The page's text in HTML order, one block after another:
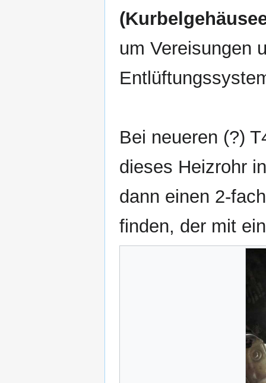
um Vereisungen
Bei neueren (?)
dieses Heizrohr
dann einen 2-
finden, der mit